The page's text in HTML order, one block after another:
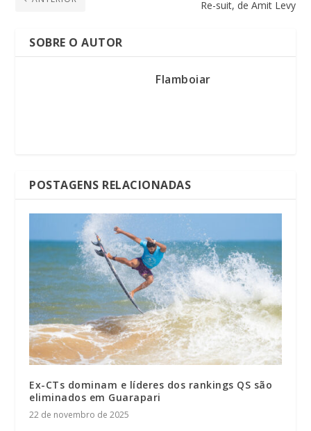
Re-suit, de Amit Levy
SOBRE O AUTOR
Flamboiar
POSTAGENS RELACIONADAS
Ex-CTs dominam e líderes dos rankings QS são
eliminados em Guarapari
22 de novembro de 2025